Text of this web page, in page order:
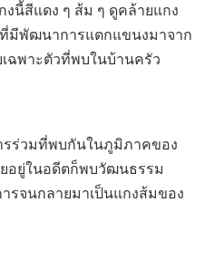
นี้สีแดง ๆ ส้ม ๆ ดูคล้ายแกง
ที่มีพัฒนาการแตกแขนงมาจาก
ฉพาะตัวที่พบในบ้านครัว
รร่วมที่พบกันในภูมิภาคของ
อยู่ในอดีตก็พบวัฒนธรรม
จนกลายมาเป็นแกงส้มของ